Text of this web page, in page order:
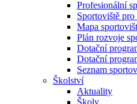
Profesionální
Sportoviště
Mapa
Plán rozvoje
Dotační
Dotační
Seznam
Školství
Aktuality